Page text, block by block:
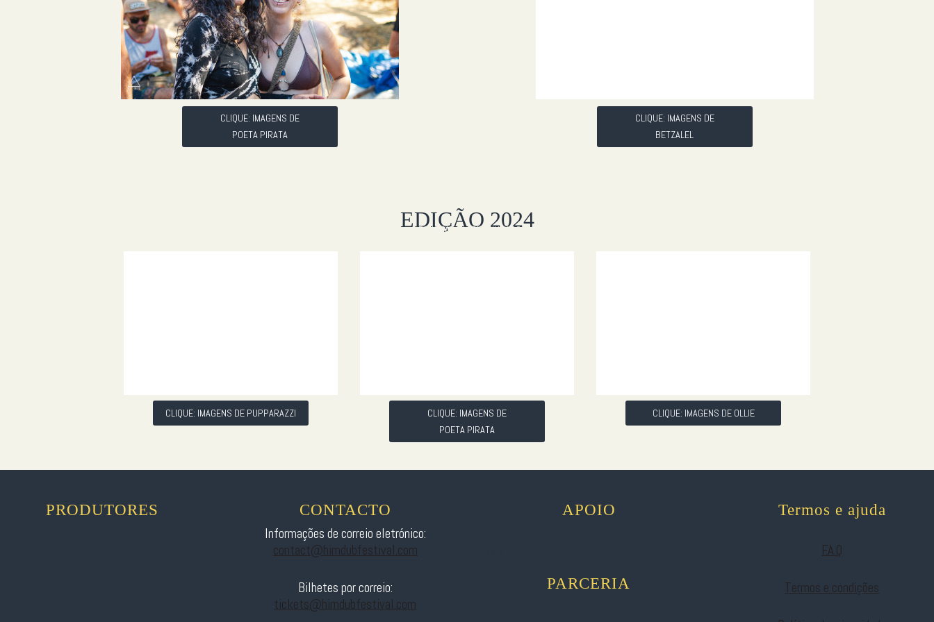
CLIQUE: IMAGENS DE
POETA PIRATA
CLIQUE: IMAGENS DE
BETZALEL
EDIÇÃO 2024
ADICIONAR UM SUBLINHADO
CLIQUE: IMAGENS DE PUPPARAZZI
CLIQUE: IMAGENS DE
POETA PIRATA
CLIQUE: IMAGENS DE OLLIE
PRODUTORES
CONTACTO
Informações de correio eletrónico:
contact@himdubfestival.com
Bilhetes por correio:
tickets@himdubfestival.com
APOIO
PARCERIA
Termos e ajuda
F.A.Q
Termos e condições